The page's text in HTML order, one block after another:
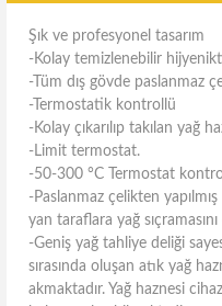
Şık ve profesyonel tasarım
-Kolay temizlenebilir
-Tüm dış gövde paslanmaz
-Termostatik kontrollü
-Kolay çıkarılıp takılan yağ
-Limit termostat.
-50-300 °C Termostat
-Paslanmaz çelikten
yan taraflara yağ
-Geniş yağ tahliye deliği
sırasında oluşan atık yağ
akmaktadır. Yağ haznesi